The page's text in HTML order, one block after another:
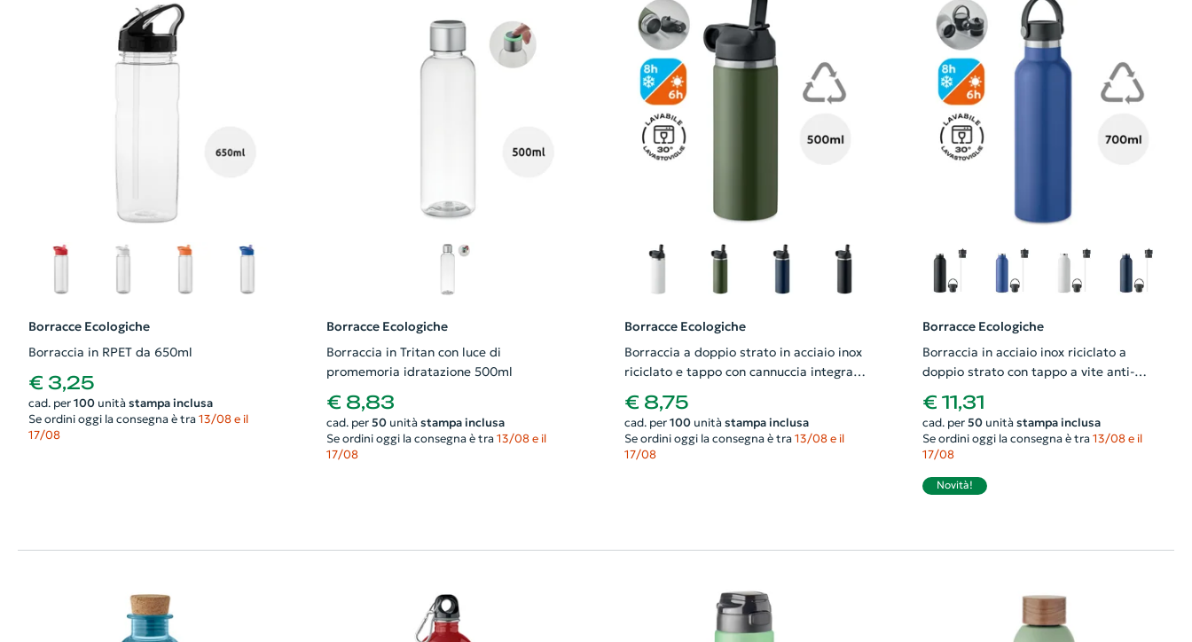
Borracce Ecologiche
Borraccia in RPET da 650ml
€ 3,25
cad. per 100unità stampa inclusa
Se ordini oggi la consegna è tra 13/08 e il
17/08
Borracce Ecologiche
Borraccia in Tritan con luce di
promemoria idratazione 500ml
€ 8,83
cad. per 50unità stampa inclusa
Se ordini oggi la consegna è tra 13/08 e il
17/08
Borracce Ecologiche
Borraccia a doppio strato in acciaio inox
riciclato e tappo con cannuccia integrata
da 500ml
€ 8,75
cad. per 100unità stampa inclusa
Se ordini oggi la consegna è tra 13/08 e il
17/08
Borracce Ecologiche
Borraccia in acciaio inox riciclato a
doppio strato con tappo a vite anti-
perdita e tappo a cannuccia
intercambiabile da 700ml
€ 11,31
cad. per 50unità stampa inclusa
Se ordini oggi la consegna è tra 13/08 e il
17/08
Novità!